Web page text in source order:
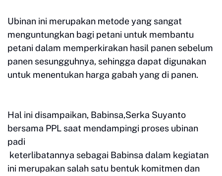
Ubinan ini merupakan metode yang sangat
menguntungkan bagi petani untuk membantu
petani dalam memperkirakan hasil panen sebelum
panen sesungguhnya, sehingga dapat digunakan
untuk menentukan harga gabah yang di panen.
Hal ini disampaikan, Babinsa,Serka Suyanto
bersama PPL saat mendampingi proses ubinan
padi
keterlibatannya sebagai Babinsa dalam kegiatan
ini merupakan salah satu bentuk komitmen dan